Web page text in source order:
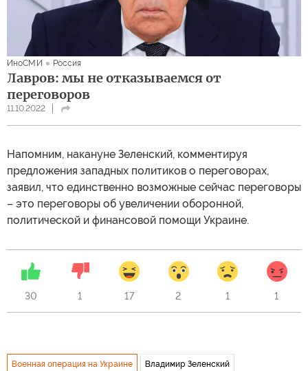
ИноСМИ Россия
Лавров: мы не отказываемся от
переговоров
11.10.2022
Напомним, накануне Зеленский, комментируя
предложения западных политиков о переговорах,
заявил, что единственно возможные сейчас переговоры
– это переговоры об увеличении оборонной,
политической и финансовой помощи Украине.
30 1 17 2 1 1
Военная операция на Украине Владимир Зеленский